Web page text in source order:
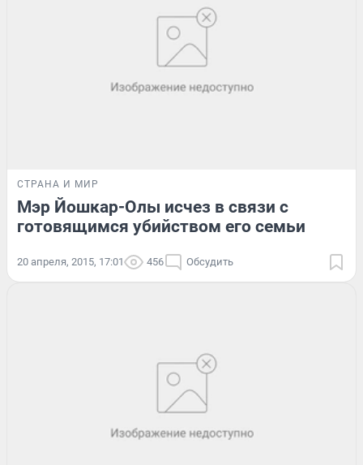
СТРАНА И МИР
Мэр Йошкар-Олы исчез в связи с
готовящимся убийством его семьи
20 апреля, 2015, 17:01 456 Обсудить